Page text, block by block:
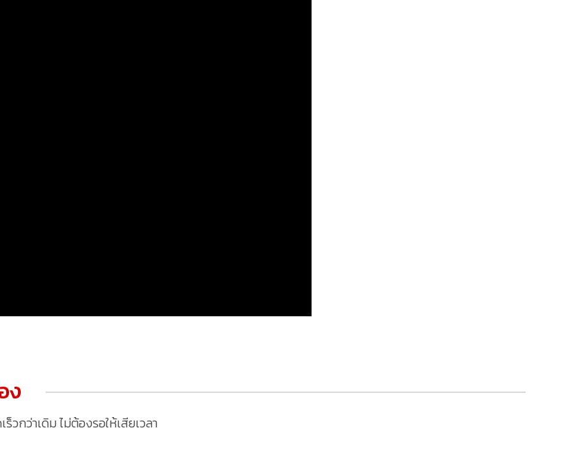
ง
วกว่าเดิม ไม่ต้องรอให้เสียเวลา